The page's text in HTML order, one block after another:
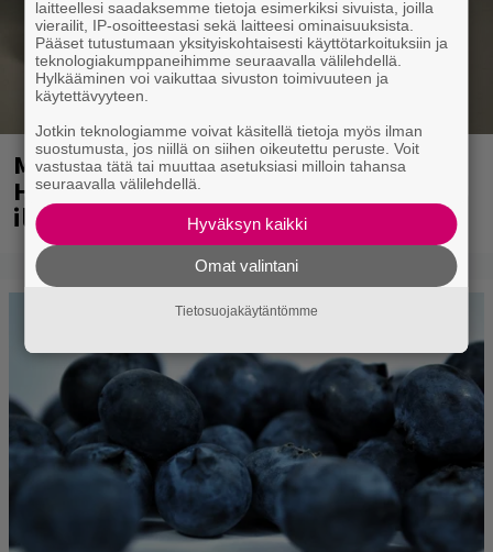
Mainio ohjelmatoimisto juhlii
Helsingissä 10-vuotista taivaltaan –
ilmaistapahtumassa loistoesiintyjät
laitteellesi saadaksemme tietoja esimerkiksi sivuista, joilla
vierailit, IP-osoitteestasi sekä laitteesi ominaisuuksista.
Pääset tutustumaan yksityiskohtaisesti käyttötarkoituksiin ja
teknologiakumppaneihimme seuraavalla välilehdellä.
Hylkääminen voi vaikuttaa sivuston toimivuuteen ja
käytettävyyteen.
Jotkin teknologiamme voivat käsitellä tietoja myös ilman
suostumusta, jos niillä on siihen oikeutettu peruste. Voit
vastustaa tätä tai muuttaa asetuksiasi milloin tahansa
seuraavalla välilehdellä.
Hyväksyn kaikki
Omat valintani
Tietosuojakäytäntömme